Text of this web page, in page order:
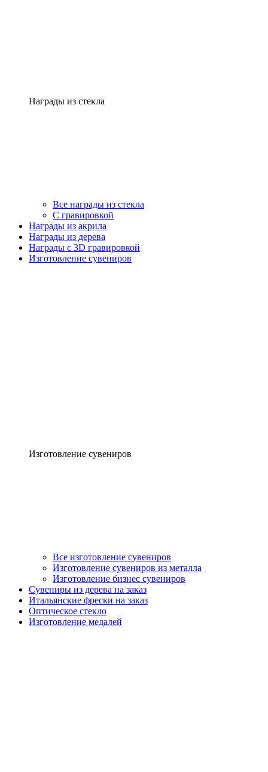
Награды из стекла
Все награды из стекла
С гравировкой
Награды из акрила
Награды из дерева
Награды с 3D гравировкой
Изготовление сувениров
Изготовление сувениров
Все изготовление сувениров
Изготовление сувениров из металла
Изготовление бизнес сувениров
Сувениры из дерева на заказ
Итальянские фрески на заказ
Оптическое стекло
Изготовление медалей